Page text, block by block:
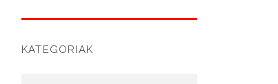
KATEGORIAK